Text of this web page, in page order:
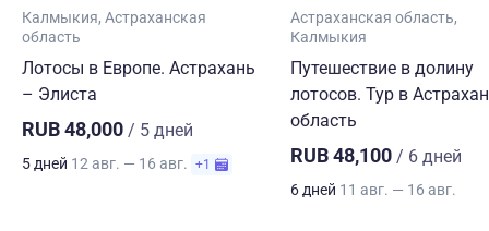
Калмыкия Астраханская
область
Лотосы в Европе. Астрахань
– Элиста
RUB 48,000 / 5 дней
5 дней 12 авг. — 16 авг. +1
Астраханская область
Калмыкия
Путешествие в долину
лотосов. Тур в
область
RUB 48,100 / 6 дней
6 дней 11 авг. — 16 авг.